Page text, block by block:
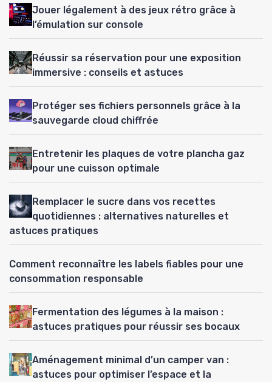
Jouer légalement à des jeux rétro grâce à
l’émulation sur console
Réussir sa réservation pour une exposition
immersive : conseils et astuces
Protéger ses fichiers personnels grâce à la
sauvegarde cloud chiffrée
Entretenir les plaques de votre plancha gaz
pour une cuisson optimale
Remplacer le sucre dans vos recettes
quotidiennes : alternatives naturelles et
astuces pratiques
Comment reconnaître les labels fiables pour une
consommation responsable
Fermentation des légumes à la maison :
astuces pratiques pour réussir ses bocaux
Aménagement minimal d’un camper van :
astuces pour optimiser l’espace et la